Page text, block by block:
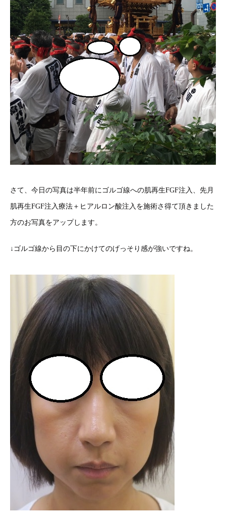
さて、今日の写真は半年前にゴルゴ線への肌再生FGF注入、先月
肌再生FGF注入療法＋ヒアルロン酸注入を施術さ得て頂きました
方のお写真をアップします。
↓ゴルゴ線から目の下にかけてのげっそり感が強いですね。